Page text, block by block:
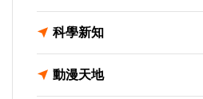
科學新知
動漫天地